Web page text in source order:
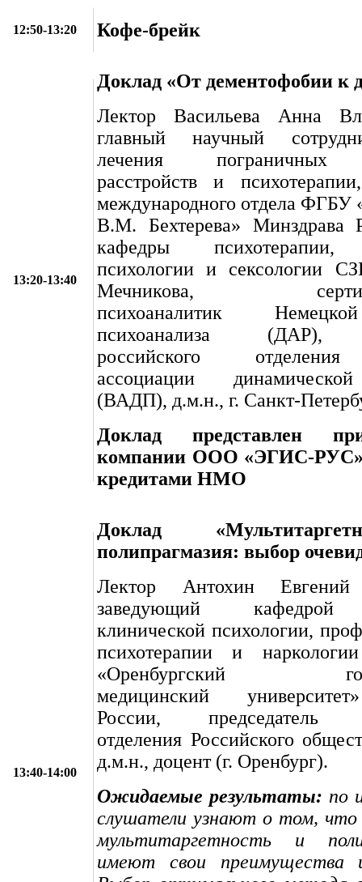
12:50-13:20 Кофе-брейк
13:20-13:40
Доклад «От дементофобии к
Лектор Васильева Анна
главный научный
лечения пограничных
расстройств и
международного отдела
В.М. Бехтерева» Минздрава
кафедры психотерапии,
психологии и сексологии
Мечникова,
психоаналитик
психоанализа (ДАР),
российского
ассоциации
(ВАДП), д.м.н., г. Санкт-
Доклад представлен
компании ООО «ЭГИС-РУС»,
кредитами НМО
13:40-14:00
Доклад
полипрагмазия: выбор
Лектор Антохин
заведующий кафедрой
клинической психологии,
психотерапии и
«Оренбургский
медицинский
России, председатель
отделения Российского
д.м.н., доцент (г. Оренбург).
Ожидаемые результаты: по
слушатели узнают о том,
мультитаргетность и
имеют свои преимущества